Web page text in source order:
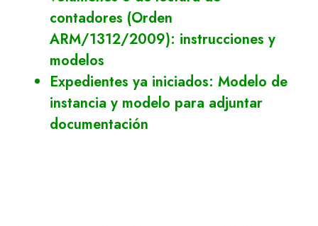
contadores (Orden
ARM/1312/2009): instrucciones y
modelos
Expedientes ya iniciados: Modelo de
instancia y modelo para adjuntar
documentación